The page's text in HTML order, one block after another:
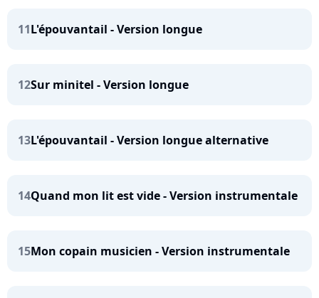
11L'épouvantail - Version longue
12Sur minitel - Version longue
13L'épouvantail - Version longue alternative
14Quand mon lit est vide - Version instrumentale
15Mon copain musicien - Version instrumentale